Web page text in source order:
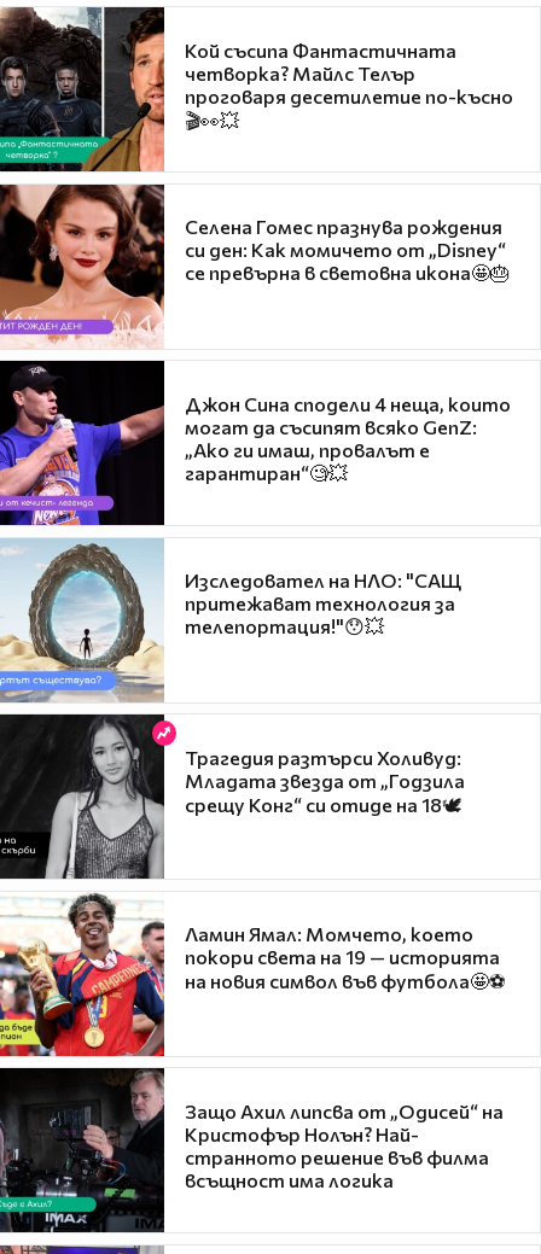
Кой съсипа Фантастичната
четворка? Майлс Телър
проговаря десетилетие по-късно
🎬👀💥
Селена Гомес празнува рождения
си ден: Как момичето от „Disney“
се превърна в световна икона🤩🎂
Джон Сина сподели 4 неща, които
могат да съсипят всяко GenZ:
„Ако ги имаш, провалът е
гарантиран“🧐💥
Изследовател на НЛО: "САЩ
притежават технология за
телепортация!"😯💥
Трагедия разтърси Холивуд:
Младата звезда от „Годзила
срещу Конг“ си отиде на 18🕊️
Ламин Ямал: Момчето, което
покори света на 19 — историята
на новия символ във футбола🤩⚽
Защо Ахил липсва от „Одисей“ на
Кристофър Нолън? Най-
странното решение във филма
всъщност има логика